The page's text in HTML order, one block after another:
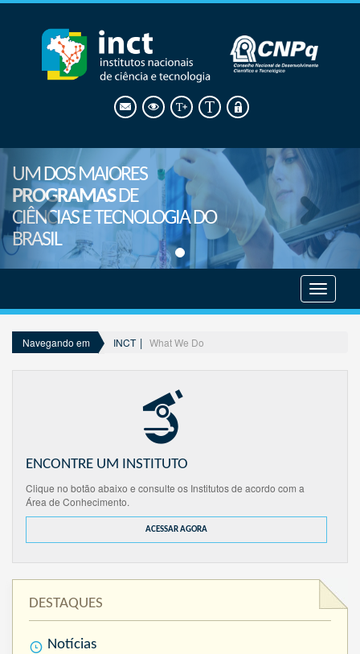
UM DOS MAIORES
PROGRAMASDE
CIÊNCIAS E TECNOLOGIA DO
BRASIL
menu
Navegando em INCT What We Do
ENCONTRE UM INSTITUTO
Clique no botão abaixo e consulte os Institutos de acordo com a
Área de Conhecimento.
ACESSAR AGORA
DESTAQUES
Notícias